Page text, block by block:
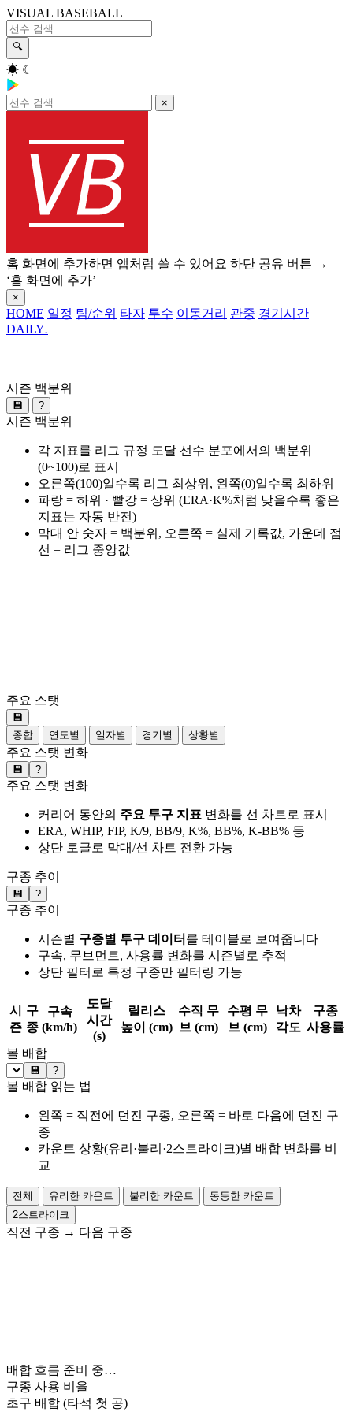
VISUAL BASEBALL
🔍
☀ ☾
×
홈 화면에 추가하면 앱처럼 쓸 수 있어요 하단 공유 버튼 →
‘홈 화면에 추가’
×
HOME 일정 팀/순위 타자 투수 이동거리 관중 경기시간
DAILY.
시즌 백분위
💾 ?
시즌 백분위
각 지표를 리그 규정 도달 선수 분포에서의 백분위
(0~100)로 표시
오른쪽(100)일수록 리그 최상위, 왼쪽(0)일수록 최하위
파랑 = 하위 · 빨강 = 상위 (ERA·K%처럼 낮을수록 좋은
지표는 자동 반전)
막대 안 숫자 = 백분위, 오른쪽 = 실제 기록값, 가운데 점
선 = 리그 중앙값
주요 스탯
💾
종합
연도별 일자별 경기별 상황별
주요 스탯 변화
💾 ?
주요 스탯 변화
커리어 동안의 주요 투구 지표 변화를 선 차트로 표시
ERA, WHIP, FIP, K/9, BB/9, K%, BB%, K-BB% 등
상단 토글로 막대/선 차트 전환 가능
구종 추이
💾 ?
구종 추이
시즌별 구종별 투구 데이터 를 테이블로 보여줍니다
구속, 무브먼트, 사용률 변화를 시즌별로 추적
상단 필터로 특정 구종만 필터링 가능
시
즌
구
종
구속
(km/h)
도달
시간
(s)
릴리스
높이 (cm)
수직 무
브 (cm)
수평 무
브 (cm)
낙차
각도
구종
사용률
볼 배합
💾 ?
볼 배합 읽는 법
왼쪽 = 직전에 던진 구종, 오른쪽 = 바로 다음에 던진 구
종
카운트 상황(유리·불리·2스트라이크)별 배합 변화를 비
교
전체 유리한 카운트 불리한 카운트
동등한 카운트
2스트라이크
직전 구종 → 다음 구종
배합 흐름 준비 중…
구종 사용 비율
초구 배합 (타석 첫 공)